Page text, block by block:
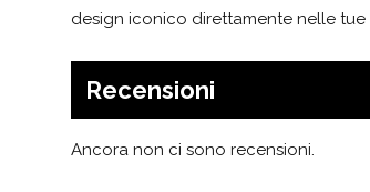
design iconico direttamente nelle tue
Recensioni
Ancora non ci sono recensioni.